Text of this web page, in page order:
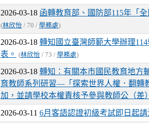
2026-03-18 函轉教育部、國防部115年「
(林欣怡/ 70 / 學務處)
2026-03-18 轉知國立臺灣師範大學辦理
表。
(林欣怡/ 73 / 學務處)
2026-03-18 轉知：有關本市國民教育地方
育教師系列研習—「探索世界人權．翻轉
加，並請學校本權責核予參與教師公（差
2026-03-11 6月客語認證初級考試即日起請